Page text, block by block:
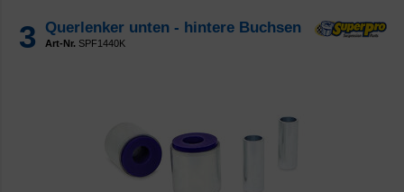
3 Querlenker unten - hintere Buchsen
Art-Nr. SPF1440K